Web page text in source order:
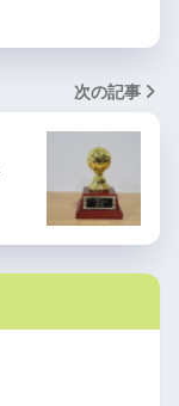
次の記事